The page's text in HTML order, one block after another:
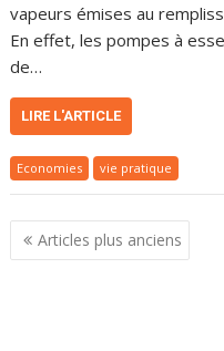
vapeurs émises au
En effet, les pompes à
de…
LIRE L'ARTICLE
Economies vie pratique
Navigation
des
Articles plus anciens